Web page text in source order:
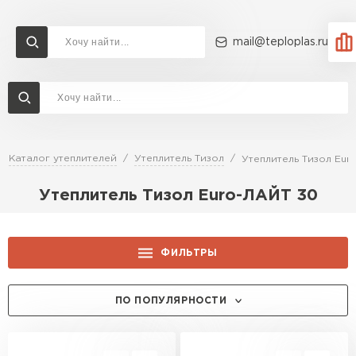
mail@teploplas.ru
Каталог утеплителей Утеплитель Тизол Утеплитель Тизол
Утеплитель Тизол Euro-ЛАЙТ 30
ФИЛЬТРЫ
ПО ПОПУЛЯРНОСТИ
Доставка и оплата
Перейти в каталог
Утеплитель Ветонит
Утеплитель Rockwool
Утеплитель Knauf